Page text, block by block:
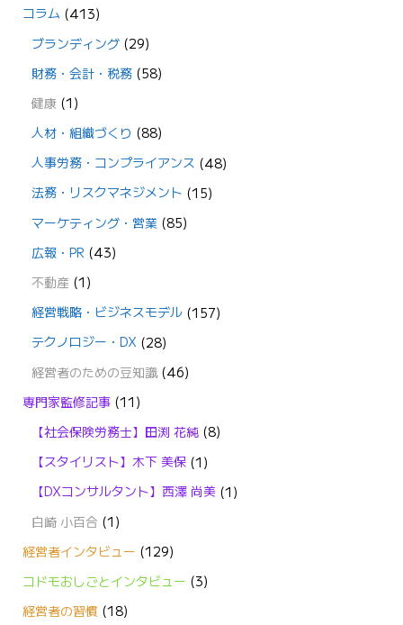
コラム (413)
ブランディング (29)
財務・会計・税務 (58)
健康 (1)
人材・組織づくり (88)
人事労務・コンプライアンス (48)
法務・リスクマネジメント (15)
マーケティング・営業 (85)
広報・PR (43)
不動産 (1)
経営戦略・ビジネスモデル (157)
テクノロジー・DX (28)
経営者のための豆知識(46)
専門家監修記事(11)
【社会保険労務士】田渕 花純 (8)
【スタイリスト】木下 美保 (1)
【DXコンサルタント】西澤 尚美 (1)
白崎 小百合 (1)
経営者インタビュー (129)
コドモおしごとインタビュー (3)
経営者の習慣(18)